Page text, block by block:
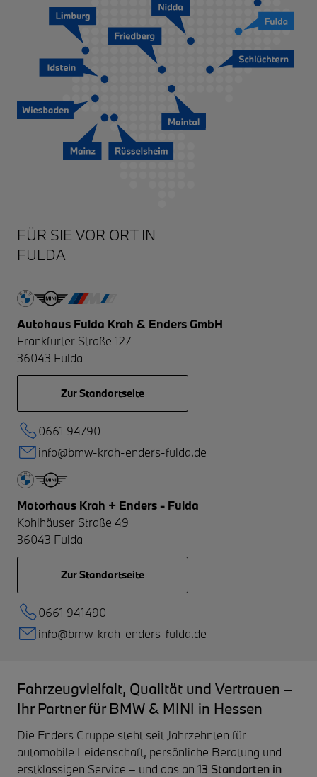
FULDA
Autohaus Fulda Krah & Enders GmbH
Frankfurter Straße 127
36043 Fulda
Zur Standortseite
0661 94790
info@bmw-krah-enders-fulda.de
Motorhaus Krah + Enders - Fulda
Kohlhäuser Straße 49
36043 Fulda
Zur Standortseite
0661 941490
info@bmw-krah-enders-fulda.de
Fahrzeugvielfalt, Qualität und Vertrauen –
Ihr Partner für BMW & MINI in Hessen
Die Enders Gruppe steht seit Jahrzehnten für
automobile Leidenschaft, persönliche Beratung und
erstklassigen Service – und das an 13 Standorten in